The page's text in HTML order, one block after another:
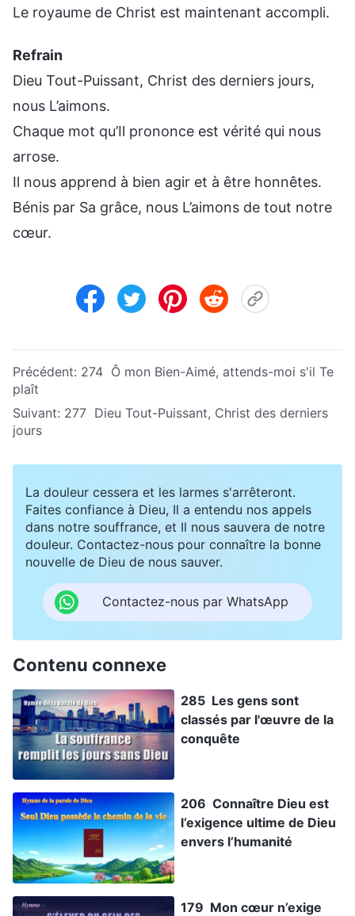
Le royaume de Christ est maintenant accompli.
Refrain
Dieu Tout-Puissant, Christ des derniers jours,
nous L’aimons.
Chaque mot qu’Il prononce est vérité qui nous
arrose.
Il nous apprend à bien agir et à être honnêtes.
Bénis par Sa grâce, nous L’aimons de tout notre
cœur.
Précédent: 274 Ô mon Bien-Aimé, attends-moi s'il Te
plaît
Suivant: 277 Dieu Tout-Puissant, Christ des derniers
jours
La douleur cessera et les larmes s'arrêteront.
Faites confiance à Dieu, Il a entendu nos appels
dans notre souffrance, et Il nous sauvera de notre
douleur. Contactez-nous pour connaître la bonne
nouvelle de Dieu de nous sauver.
Contactez-nous par WhatsApp
Contenu connexe
285 Les gens sont
classés par l'œuvre de la
conquête
206 Connaître Dieu est
l’exigence ultime de Dieu
envers l’humanité
179 Mon cœur n’exige